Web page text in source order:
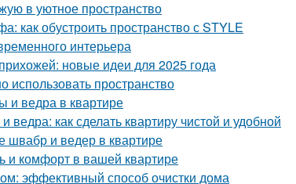
в уютное пространство
как обустроить пространство с STYLE
интерьера
новые идеи для 2025 года
использовать пространство
и ведра в квартире
как сделать квартиру чистой и удобной
швабр и ведер в квартире
и комфорт в вашей квартире
эффективный способ очистки дома